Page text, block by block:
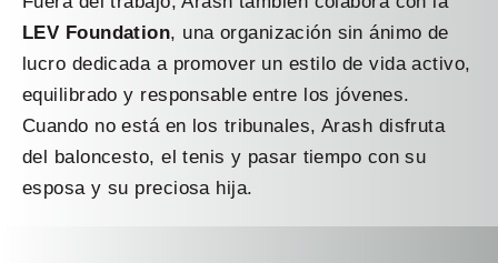
LEV Foundation, una organización sin ánimo de
lucro dedicada a promover un estilo de vida activo,
equilibrado y responsable entre los jóvenes.
Cuando no está en los tribunales, Arash disfruta
del baloncesto, el tenis y pasar tiempo con su
esposa y su preciosa hija.